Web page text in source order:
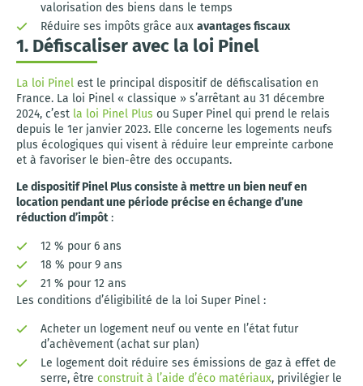
valorisation des biens dans le temps
Réduire ses impôts grâce aux avantages fiscaux
1. Défiscaliser avec la loi Pinel
La loi Pinel est le principal dispositif de défiscalisation en
France. La loi Pinel « classique » s’arrêtant au 31 décembre
2024, c’est la loi Pinel Plus ou Super Pinel qui prend le relais
depuis le 1er janvier 2023. Elle concerne les logements neufs
plus écologiques qui visent à réduire leur empreinte carbone
et à favoriser le bien-être des occupants.
Le dispositif Pinel Plus consiste à mettre un bien neuf en
location pendant une période précise en échange d’une
réduction d’impôt:
12 % pour 6 ans
18 % pour 9 ans
21 % pour 12 ans
Les conditions d’éligibilité de la loi Super Pinel :
Acheter un logement neuf ou vente en l’état futur
d’achèvement (achat sur plan)
Le logement doit réduire ses émissions de gaz à effet de
serre, être construit à l’aide d’éco matériaux, privilégier le